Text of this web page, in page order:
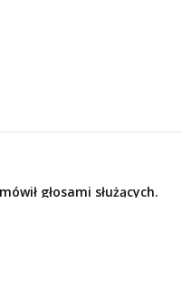
głosami służących.